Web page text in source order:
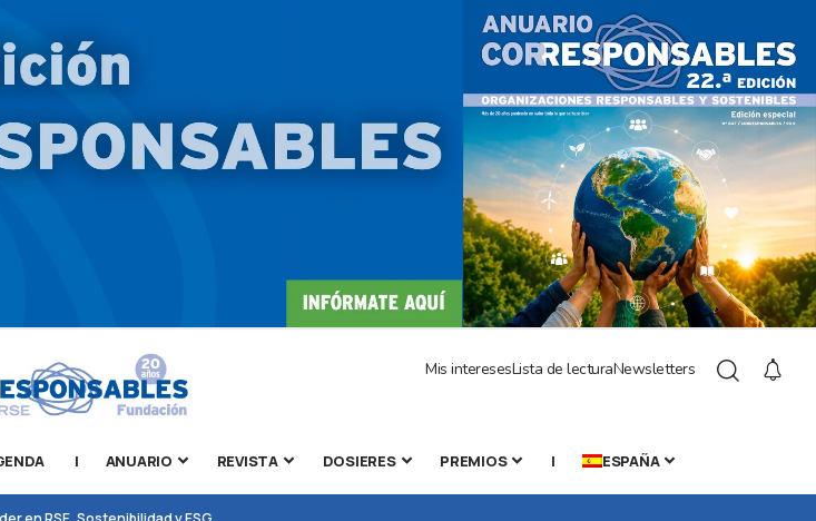
Mis interesesLista de lecturaNewsletters
| ANUARIO REVISTA DOSIERES PREMIOS | ESPAÑA